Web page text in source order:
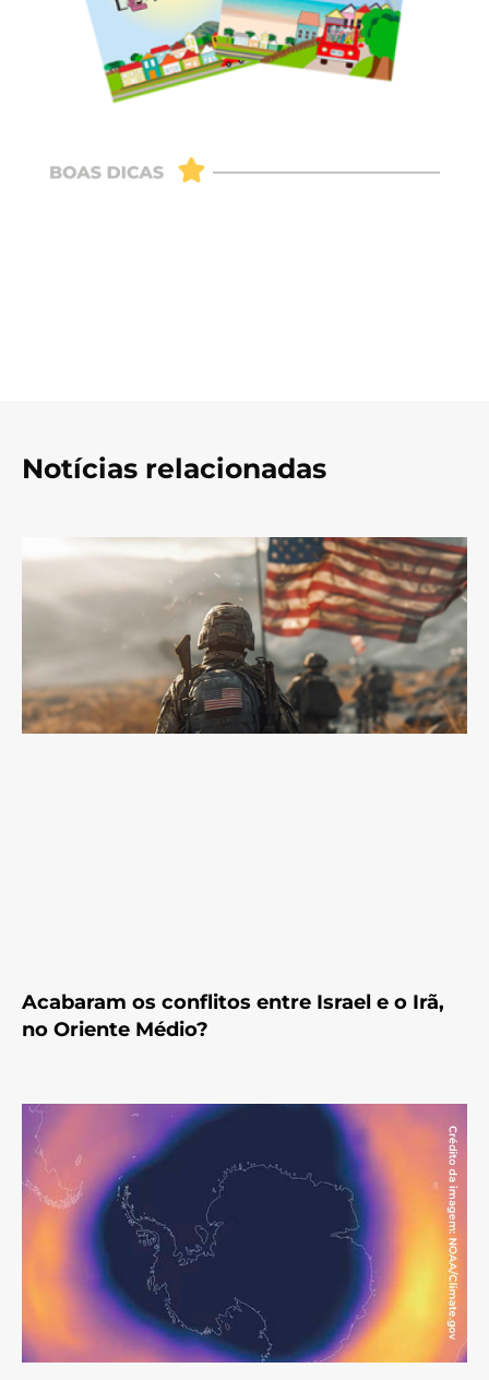
Notícias relacionadas
Acabaram os conflitos entre Israel e o Irã,
no Oriente Médio?